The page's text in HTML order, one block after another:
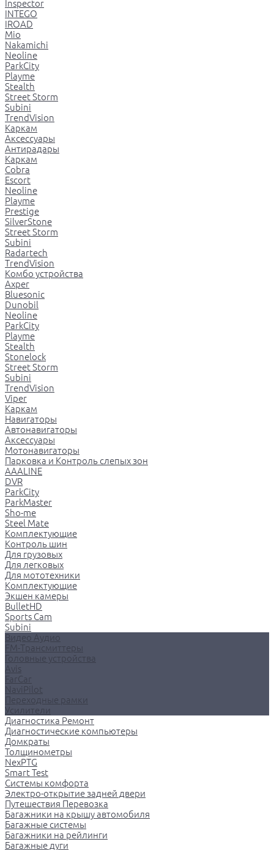
Inspector
INTEGO
IROAD
Mio
Nakamichi
Neoline
ParkCity
Playme
Stealth
Street Storm
Subini
TrendVision
Каркам
Аксессуары
Антирадары
Каркам
Cobra
Escort
Neoline
Playme
Prestige
SilverStone
Street Storm
Subini
Radartech
TrendVision
Комбо устройства
Axper
Bluesonic
Dunobil
Neoline
ParkCity
Playme
Stealth
Stonelock
Street Storm
Subini
TrendVision
Viper
Каркам
Навигаторы
Автонавигаторы
Аксессуары
Мотонавигаторы
Парковка и Контроль слепых зон
AAALINE
DVR
ParkCity
ParkMaster
Sho-me
Steel Mate
Комплектующие
Контроль шин
Для грузовых
Для легковых
Для мототехники
Комплектующие
Экшен камеры
BulletHD
Sports Cam
Subini
Видео Аудио
FM-Трансмиттеры
Головные устройства
Avis
FarCar
NaviPilot
Переходные рамки
Усилители
Диагностика Ремонт
Диагностические компьютеры
Домкраты
Толщинометры
NexPTG
Smart Test
Системы комфорта
Электро-открытие задней двери
Путешествия Перевозка
Багажники на крышу автомобиля
Багажные системы
Багажники на рейлинги
Багажные дуги